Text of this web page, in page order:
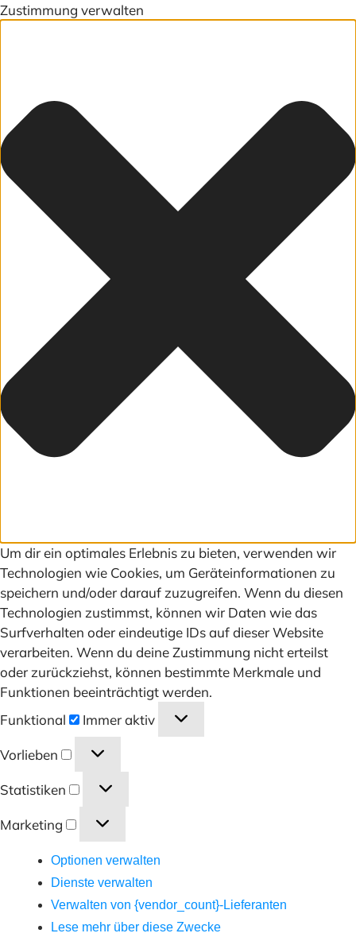
Zustimmung verwalten
Um dir ein optimales Erlebnis zu bieten, verwenden wir
Technologien wie Cookies, um Geräteinformationen zu
speichern und/oder darauf zuzugreifen. Wenn du diesen
Technologien zustimmst, können wir Daten wie das
Surfverhalten oder eindeutige IDs auf dieser Website
verarbeiten. Wenn du deine Zustimmung nicht erteilst
oder zurückziehst, können bestimmte Merkmale und
Funktionen beeinträchtigt werden.
Funktional
Funktional
Immer aktiv
Vorlieben
Vorlieben
Statistiken
Statistiken
Marketing
Marketing
Optionen verwalten
Dienste verwalten
Verwalten von {vendor_count}-Lieferanten
Lese mehr über diese Zwecke